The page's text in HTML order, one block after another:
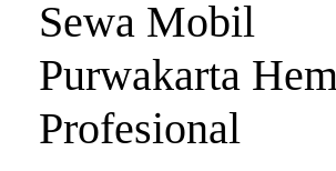
Sewa Mobil
Purwakarta
Profesional